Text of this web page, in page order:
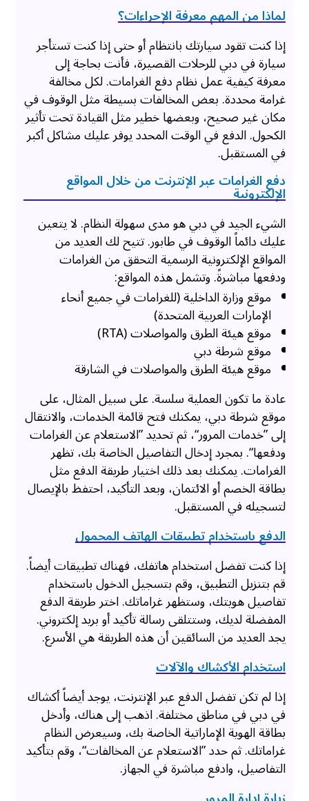
لماذا من المهم معرفة الإجراءات؟
إذا كنت تقود سيارتك بانتظام أو حتى إذا كنت تستأجر
سيارة في دبي للرحلات القصيرة، فأنت بحاجة إلى
معرفة كيفية عمل نظام دفع الغرامات. لكل مخالفة
غرامة محددة. بعض المخالفات بسيطة مثل الوقوف في
مكان غير صحيح، وبعضها خطير مثل القيادة تحت تأثير
الكحول. الدفع في الوقت المحدد يوفر عليك مشاكل أكبر
في المستقبل.
دفع الغرامات عبر الإنترنت من خلال المواقع
الإلكترونية
الشيء الجيد في دبي هو مدى سهولة النظام. لا يتعين
عليك دائماً الوقوف في طابور. تتيح لك العديد من
المواقع الإلكترونية الرسمية التحقق من الغرامات
ودفعها مباشرةً. وتشمل هذه المواقع:
موقع وزارة الداخلية (للغرامات في جميع أنحاء
الإمارات العربية المتحدة)
موقع هيئة الطرق والمواصلات (RTA)
موقع شرطة دبي
موقع هيئة الطرق والمواصلات في الشارقة
عادة ما تكون العملية سلسة. على سبيل المثال، على
موقع شرطة دبي، يمكنك فتح قائمة الخدمات، والانتقال
إلى ”خدمات المرور“، ثم تحديد ”الاستعلام عن الغرامات
ودفعها“. بمجرد إدخال التفاصيل الخاصة بك، تظهر
الغرامات. يمكنك بعد ذلك اختيار طريقة الدفع مثل
بطاقة الخصم أو الائتمان، وبعد التأكيد، احتفظ بالإيصال
لتسجيله في المستقبل.
الدفع باستخدام تطبيقات الهاتف المحمول
إذا كنت تفضل استخدام هاتفك، فهناك تطبيقات أيضاً.
قم بتنزيل التطبيق، وقم بتسجيل الدخول باستخدام
تفاصيل هويتك، وستظهر غراماتك. اختر طريقة الدفع
المفضلة لديك، وستتلقى رسالة تأكيد أو بريد إلكتروني.
يجد العديد من السائقين أن هذه الطريقة هي الأسرع.
استخدام الأكشاك والآلات
إذا لم تكن تفضل الدفع عبر الإنترنت، يوجد أيضاً أكشاك
في دبي في مناطق مختلفة. اذهب إلى هناك، وأدخل
بطاقة الهوية الإماراتية الخاصة بك، وسيعرض النظام
غراماتك. ثم حدد ”الاستعلام عن المخالفات“، وقم بتأكيد
التفاصيل، وادفع مباشرة في الجهاز.